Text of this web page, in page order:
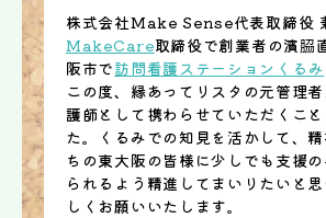
株式会社Make Sense代表取締役
MakeCare取締役で創業者の濱𦚰
阪市で訪問看護ステーションくるみ
この度、縁あってリスタの元管理
護師として携わらせていただくこ
た。くるみでの知見を活かして、
ちの東大阪の皆様に少しでも支援
られるよう精進してまいりたいと
しくお願いいたします。